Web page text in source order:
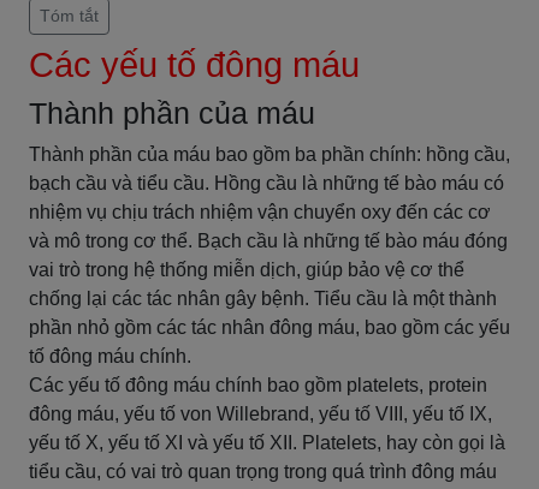
Tóm tắt
Các yếu tố đông máu
Thành phần của máu
Thành phần của máu bao gồm ba phần chính: hồng cầu,
bạch cầu và tiểu cầu. Hồng cầu là những tế bào máu có
nhiệm vụ chịu trách nhiệm vận chuyển oxy đến các cơ
và mô trong cơ thể. Bạch cầu là những tế bào máu đóng
vai trò trong hệ thống miễn dịch, giúp bảo vệ cơ thể
chống lại các tác nhân gây bệnh. Tiểu cầu là một thành
phần nhỏ gồm các tác nhân đông máu, bao gồm các yếu
tố đông máu chính.
Các yếu tố đông máu chính bao gồm platelets, protein
đông máu, yếu tố von Willebrand, yếu tố VIII, yếu tố IX,
yếu tố X, yếu tố XI và yếu tố XII. Platelets, hay còn gọi là
tiểu cầu, có vai trò quan trọng trong quá trình đông máu